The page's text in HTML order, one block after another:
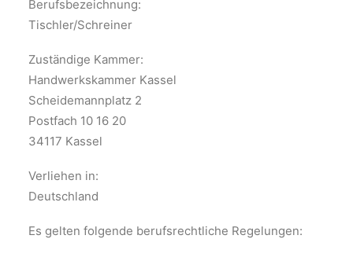
Berufsbezeichnung:
Tischler/Schreiner
Zuständige Kammer:
Handwerkskammer Kassel
Scheidemannplatz 2
Postfach 10 16 20
34117 Kassel
Verliehen in:
Deutschland
Es gelten folgende berufsrechtliche Regelungen: